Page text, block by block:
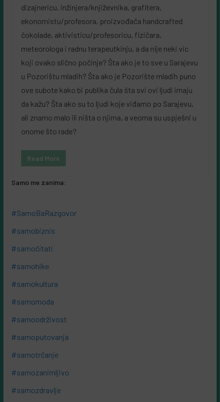
dizajnericu, inžinjera/književnika, grafitera,
ekonomistu/profesora, proizvođača handcrafted
čokolade, aktivisticu/profesoricu, fizičara,
meteorologa i radnu terapeutkinju, a da nije neki vic
koji ovako slično počinje? Šta ako je to sve u Sarajevu
u Pozorištu mladih? Šta ako je Pozorište mladih puno
ove subote kako bi publika čula šta svi ovi ljudi imaju
da kažu? Šta ako su to ljudi koje viđamo po Sarajevu,
ali znamo malo ili ništa o njima, a veoma su uspješni u
onome što rade?
Read More
Samo me zanima:
#SamoBaRazgovor
#samobiznis
#samočitati
#samohike
#samokultura
#samomoda
#samoodrživost
#samoputovanja
#samotrčanje
#samozanimljivo
#samozdravlje